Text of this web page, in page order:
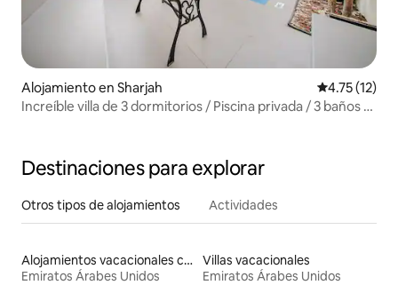
Alojamiento en Sharjah Calificación
4.75 (12)
Increíble villa de 3 dormitorios / Piscina privada / 3 baños /
Destinaciones para explorar
Otros tipos de alojamientos Actividades
Alojamientos vacacionales con piscina
Emiratos Árabes Unidos
Villas vacacionales
Emiratos Árabes Unidos